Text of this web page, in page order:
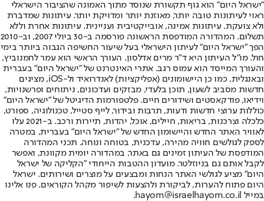
"ישראל היום" הוא גוף תקשורת שנוסד מתוך האמונה שהציבור הישראלי
ראוי לעיתונות טובה יותר, מאוזנת יותר ומדויקת יותר. עיתונות שמדברת
ולא צועקת. עיתונות אמינה, אובייקטיבית ועניינית. עיתונות אחרת וללא
תשלום. המהדורה המודפסת הראשונה פורסמה ב-30 ביולי 2007, וב-2010
הפך "ישראל היום" לעיתון הישראלי בעל שיעור החשיפה הגבוה ביותר בימי
חול. מו"ל העיתון היא ד"ר מרים אדלסון. העורך הראשי הוא עמר לחמנוביץ,
והעורך המייסד הוא עמוס רגב. אתרי האינטרנט של "ישראל היום" בעברית
ובאנגלית, כמו כן היישומונים (אפליקציות) לאנדרואיד ול-iOS, מציגים
חדשות מסביב לשעון, תוכן בלעדי, מבזקים ועדכונים, ניתוחים ופרשנויות,
וידיאו, פודקאסטים ושידורים חיים. פלטפורמות הדיגיטל של "ישראל היום"
כוללות ערוצי חדשות ודעות, תרבות ובידור, לייף סטייל, טכנולוגיה, ספורט,
כלכלה וצרכנות, בריאות, חיילים, אוכל, יהדות, תיירות ורכב. ב-2021 עלו
לאוויר האתר החדש והיישומון החדש של "ישראל היום" בעברית, במטרה
לספק לגולשים חוויה מהירה, עדכנית, בטוחה ונוחה. תכני המהדורה
המודפסת של העיתון זמינים גם באתר, במהדורה יומית מקוונת, ואפשר
לקבל אותם גם בניוזלטר. מועדון ההטבות הייחודי "הקליקה של ישראל
היום" מציע לגולשי האתר הנחות ומבצעים על מוצרים ושירותים. ישראל
היום פתוח להערות, לביקורת ולהצעות לשיפור מקהל הקוראים. פנו אלינו
במייל hayom@israelhayom.co.il.